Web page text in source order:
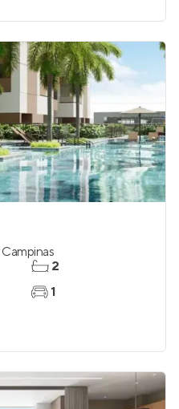
Campinas
2
1